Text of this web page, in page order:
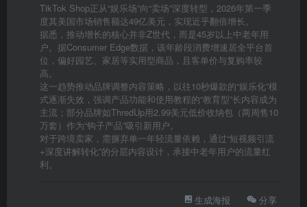
TikTok Shop正从“娱乐场”向“卖场”深度转型，2026年第一季
度其美国市场销售额达49亿美元，实现近乎翻倍增长。
据悉，推动增长的核心并非Z世代，而是45岁以上中老年用
户。据Consumer Edge数据，该年龄段消费增速居全平台首
位，偏好园艺、家居等实用型商品，且客单价与复购率较
高。
这一趋势推动品牌调整内容策略，以往10秒爆款的“娱乐化”模
式逐渐失效，强调产品功能和使用教程的“教育型”长内容成为
主流；部分品牌如ThredUp用2.99美元低价收纳包（两周售10
万套）作为“钩子产品”吸引新用户。
对于跨境卖家，需摒弃单一年轻流量依赖，通过“短视频引流
+深度讲解转化”的分层内容设计，承接中老年用户的流量红
利。
生成海报 分享